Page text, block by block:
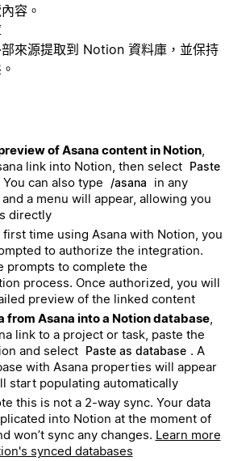
容。
來源提取到 Notion 資料庫，並保持
of Asana content in Notion,
link into Notion, then select Paste
You can also type /asana
in any
a menu will appear, allowing you
directly
first time using Asana with Notion, you
to authorize the integration.
prompts to complete the
process. Once authorized, you will
preview of the linked content
from Asana into a Notion database,
link to a project or task, paste the
and select Paste as database . A
with Asana properties will appear
start populating automatically
this is not a 2-way sync. Your data
into Notion at the moment of
won’t sync any changes. Learn more
synced databases